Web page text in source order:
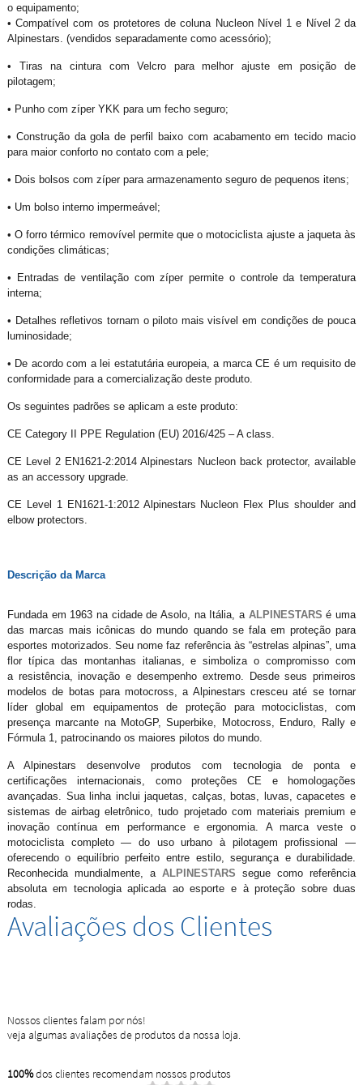
o equipamento;
• Compatível com os protetores de coluna Nucleon Nível 1 e Nível 2 da
Alpinestars. (vendidos separadamente como acessório);
• Tiras na cintura com Velcro para melhor ajuste em posição de
pilotagem;
• Punho com zíper YKK para um fecho seguro;
• Construção da gola de perfil baixo com acabamento em tecido macio
para maior conforto no contato com a pele;
• Dois bolsos com zíper para armazenamento seguro de pequenos itens;
• Um bolso interno impermeável;
• O forro térmico removível permite que o motociclista ajuste a jaqueta às
condições climáticas;
• Entradas de ventilação com zíper permite o controle da temperatura
interna;
• Detalhes refletivos tornam o piloto mais visível em condições de pouca
luminosidade;
• De acordo com a lei estatutária europeia, a marca CE é um requisito de
conformidade para a comercialização deste produto.
Os seguintes padrões se aplicam a este produto:
CE Category II PPE Regulation (EU) 2016/425 – A class.
CE Level 2 EN1621-2:2014 Alpinestars Nucleon back protector, available
as an accessory upgrade.
CE Level 1 EN1621-1:2012 Alpinestars Nucleon Flex Plus shoulder and
elbow protectors.
Descrição da Marca
Fundada em 1963 na cidade de Asolo, na Itália, a ALPINESTARS é uma
das marcas mais icônicas do mundo quando se fala em proteção para
esportes motorizados. Seu nome faz referência às “estrelas alpinas”, uma
flor típica das montanhas italianas, e simboliza o compromisso com
a resistência, inovação e desempenho extremo. Desde seus primeiros
modelos de botas para motocross, a Alpinestars cresceu até se tornar
líder global em equipamentos de proteção para motociclistas, com
presença marcante na MotoGP, Superbike, Motocross, Enduro, Rally e
Fórmula 1, patrocinando os maiores pilotos do mundo.
A Alpinestars desenvolve produtos com tecnologia de ponta e
certificações internacionais, como proteções CE e homologações
avançadas. Sua linha inclui jaquetas, calças, botas, luvas, capacetes e
sistemas de airbag eletrônico, tudo projetado com materiais premium e
inovação contínua em performance e ergonomia. A marca veste o
motociclista completo — do uso urbano à pilotagem profissional —
oferecendo o equilíbrio perfeito entre estilo, segurança e durabilidade.
Reconhecida mundialmente, a ALPINESTARS segue como referência
absoluta em tecnologia aplicada ao esporte e à proteção sobre duas
rodas.
Avaliações dos Clientes
Nossos clientes falam por nós!
veja algumas avaliações de produtos da nossa loja.
100%dos clientes recomendam nossos produtos